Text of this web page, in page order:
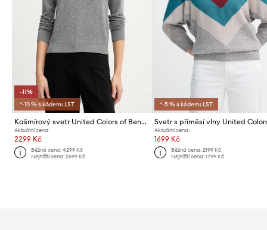
-11%
*-10 % s kódem: LST
Kašmírový svetr United Colors of Benetton
Aktuální cena:
2299 Kč
Běžná cena:4299 Kč
Nejnižší cena:2599 Kč
*-5 % s kódem: LST
Aktuální cena:
1699 Kč
Běžná cena: 2199 Kč
Nejnižší cena: 1799 Kč